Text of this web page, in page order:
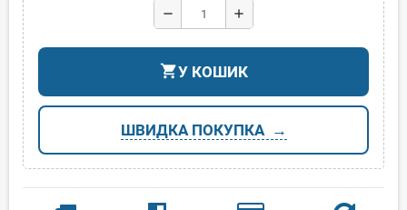
remove add
shopping_cartУ КОШИК
ШВИДКА ПОКУПКА